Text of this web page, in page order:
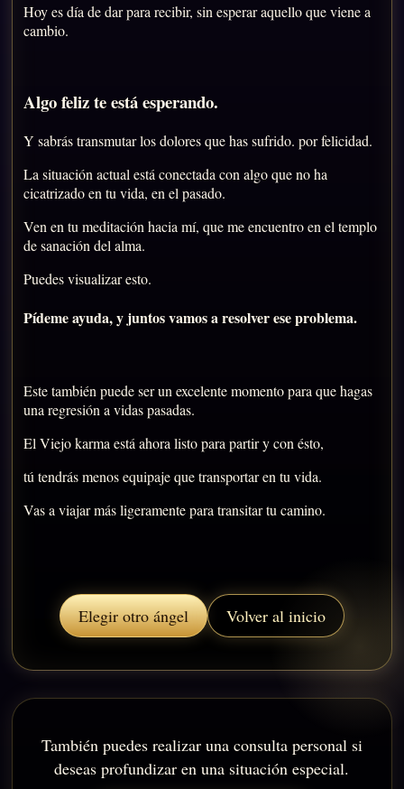
Hoy es día de dar para recibir, sin esperar aquello que viene a
cambio.
Algo feliz te está esperando.
Y sabrás transmutar los dolores que has sufrido. por felicidad.
La situación actual está conectada con algo que no ha
cicatrizado en tu vida, en el pasado.
Ven en tu meditación hacia mí, que me encuentro en el templo
de sanación del alma.
Puedes visualizar esto.
Pídeme ayuda, y juntos vamos a resolver ese problema.
Este también puede ser un excelente momento para que hagas
una regresión a vidas pasadas.
El Viejo karma está ahora listo para partir y con ésto,
tú tendrás menos equipaje que transportar en tu vida.
Vas a viajar más ligeramente para transitar tu camino.
Elegir otro ángel Volver al inicio
También puedes realizar una consulta personal si
deseas profundizar en una situación especial.